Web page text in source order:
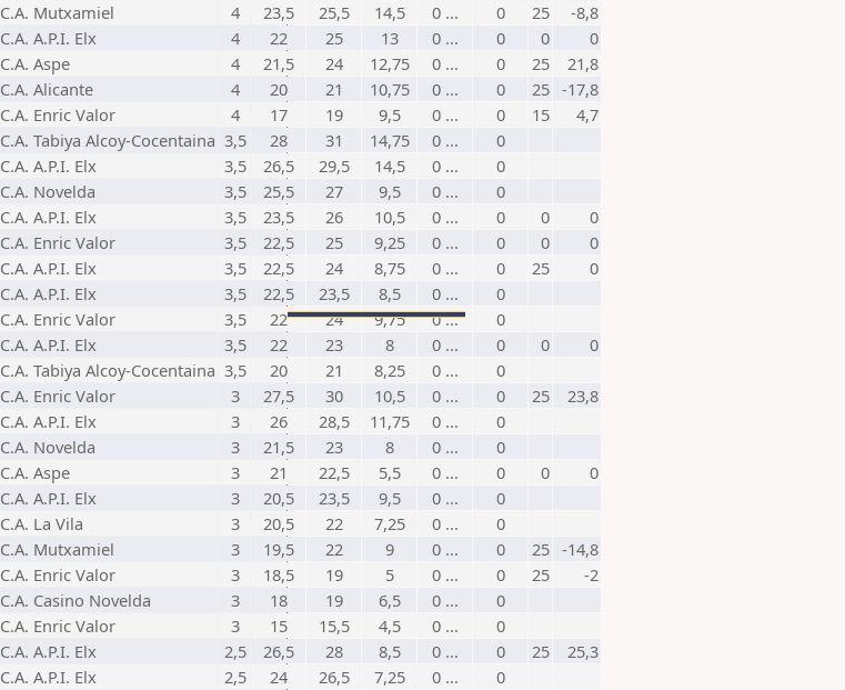
C.A. Mutxamiel 4 23,5 25,5 14,5 0 ... 0 25
-8,8
C.A. A.P.I. Elx 4 22 25 13 0 ... 0 0
0
C.A. Aspe 4 21,5 24 12,75 0 ... 0 25
21,8
C.A. Alicante 4 20 21 10,75 0 ... 0 25 -17,8
C.A. Enric Valor 4 17 19 9,5 0 ... 0 15
4,7
C.A. Tabiya Alcoy-Cocentaina 3,5 28 31 14,75 0 ...
0
C.A. A.P.I. Elx 3,5 26,5 29,5 14,5 0 ...
0
C.A. Novelda 3,5 25,5 27 9,5 0 ...
0
C.A. A.P.I. Elx 3,5 23,5 26 10,5 0 ... 0 0
0
C.A. Enric Valor 3,5 22,5 25 9,25 0 ... 0 0
0
C.A. A.P.I. Elx 3,5 22,5 24 8,75 0 ... 0 25
0
C.A. A.P.I. Elx 3,5 22,5 23,5 8,5 0 ...
0
C.A. Enric Valor 3,5 22 24 9,75 0 ...
0
C.A. A.P.I. Elx 3,5 22 23 8 0 ... 0 0
0
C.A. Tabiya Alcoy-Cocentaina 3,5 20 21 8,25 0 ...
0
C.A. Enric Valor 3 27,5 30 10,5 0 ... 0 25
23,8
C.A. A.P.I. Elx 3 26 28,5 11,75 0 ...
0
C.A. Novelda 3 21,5 23 8 0 ...
0
C.A. Aspe 3 21 22,5 5,5 0 ... 0 0
0
C.A. A.P.I. Elx 3 20,5 23,5 9,5 0 ...
0
C.A. La Vila 3 20,5 22 7,25 0 ...
0
C.A. Mutxamiel 3 19,5 22 9 0 ... 0 25 -14,8
C.A. Enric Valor 3 18,5 19 5 0 ... 0 25
-2
C.A. Casino Novelda 3 18 19 6,5 0 ...
0
C.A. Enric Valor 3 15 15,5 4,5 0 ...
0
C.A. A.P.I. Elx 2,5 26,5 28 8,5 0 ... 0 25
25,3
C.A. A.P.I. Elx 2,5 24 26,5 7,25 0 ...
0